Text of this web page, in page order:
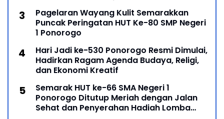
Pagelaran Wayang Kulit Semarakkan
Puncak Peringatan HUT Ke-80 SMP Negeri
1 Ponorogo
Hari Jadi ke-530 Ponorogo Resmi Dimulai,
Hadirkan Ragam Agenda Budaya, Religi,
dan Ekonomi Kreatif
Semarak HUT ke-66 SMA Negeri 1
Ponorogo Ditutup Meriah dengan Jalan
Sehat dan Penyerahan Hadiah Lomba